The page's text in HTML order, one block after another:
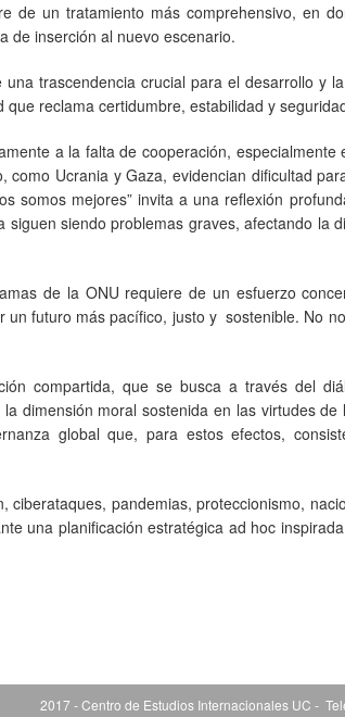
de un tratamiento más comprehensivo, en
de inserción al nuevo escenario.
trascendencia crucial para el desarrollo y
reclama certidumbre, estabilidad y
a la falta de cooperación, especialmente
Ucrania y Gaza, evidencian dificultad
somos mejores” invita a una reflexión
siendo problemas graves, afectando la
de la ONU requiere de un esfuerzo
futuro más pacífico, justo y sostenible. No
compartida, que se busca a través del
dimensión moral sostenida en las virtudes
global que, para estos efectos,
pandemias, proteccionismo,
una planificación estratégica ad hoc
2017 - Centro de Estudios Internacionales UC -